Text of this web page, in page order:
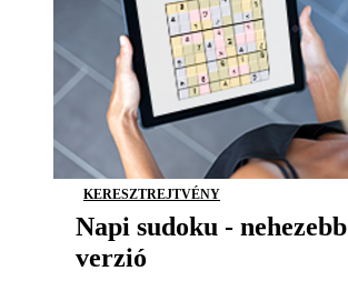
KERESZTREJTVÉNY
Napi sudoku - nehezebb
verzió